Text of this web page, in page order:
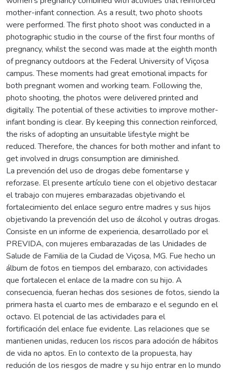
mother-infant connection. As a result, two photo shoots
were performed. The first photo shoot was conducted in a
photographic studio in the course of the first four months of
pregnancy, whilst the second was made at the eighth month
of pregnancy outdoors at the Federal University of Viçosa
campus. These moments had great emotional impacts for
both pregnant women and working team. Following the,
photo shooting, the photos were delivered printed and
digitally. The potential of these activities to improve mother-
infant bonding is clear. By keeping this connection reinforced,
the risks of adopting an unsuitable lifestyle might be
reduced. Therefore, the chances for both mother and infant to
get involved in drugs consumption are diminished.
La prevención del uso de drogas debe fomentarse y
reforzase. El presente artículo tiene con el objetivo destacar
el trabajo con mujeres embarazadas objetivando el
fortalecimiento del enlace seguro entre madres y sus hijos
objetivando la prevención del uso de álcohol y outras drogas.
Consiste en un informe de experiencia, desarrollado por el
PREVIDA, con mujeres embarazadas de las Unidades de
Salude de Familia de la Ciudad de Viçosa, MG. Fue hecho un
álbum de fotos en tiempos del embarazo, con actividades
que fortalecen el enlace de la madre con su hijo. A
consecuencia, fueran hechas dos sesiones de fotos, siendo la
primera hasta el cuarto mes de embarazo e el segundo en el
octavo. El potencial de las actividades para el
fortificación del enlace fue evidente. Las relaciones que se
mantienen unidas, reducen los riscos para adoción de hábitos
de vida no aptos. En lo contexto de la propuesta, hay
redución de los riesgos de madre y su hijo entrar en lo mundo